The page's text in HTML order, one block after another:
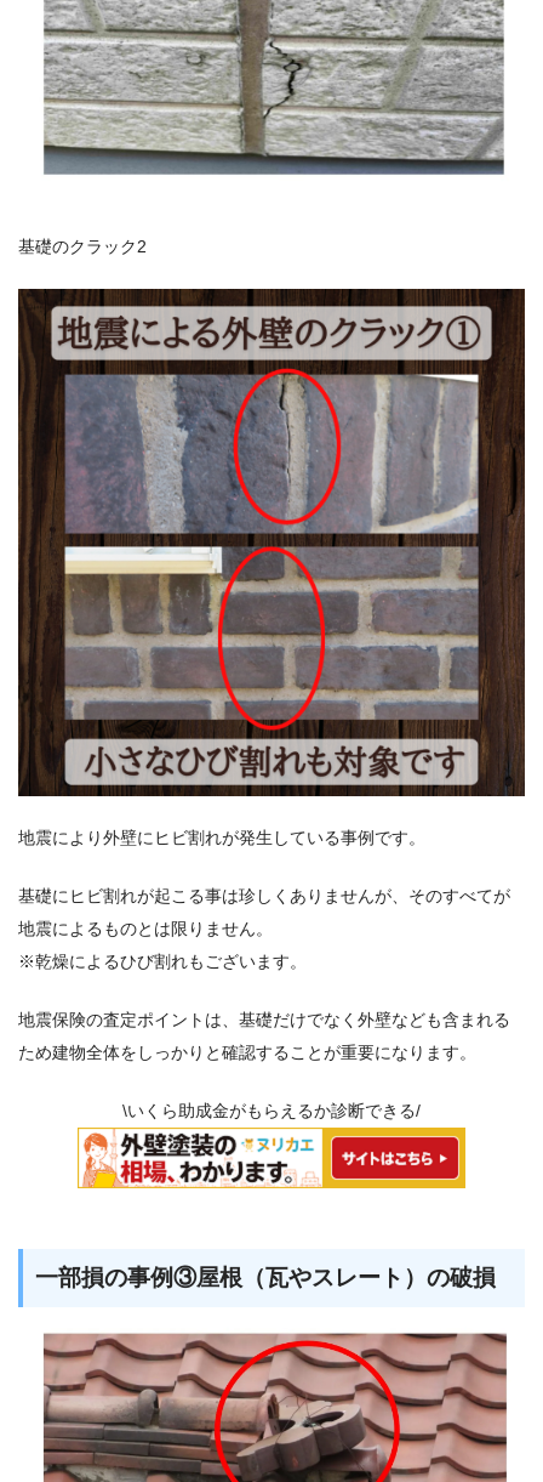
基礎のクラック2
地震により外壁にヒビ割れが発生している事例です。
基礎にヒビ割れが起こる事は珍しくありませんが、そのすべてが
地震によるものとは限りません。
※乾燥によるひび割れもございます。
地震保険の査定ポイントは、基礎だけでなく外壁なども含まれる
ため建物全体をしっかりと確認することが重要になります。
\いくら助成金がもらえるか診断できる/
一部損の事例③屋根（瓦やスレート）の破損